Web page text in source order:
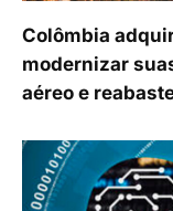
Colômbia
modernizar
aéreo e